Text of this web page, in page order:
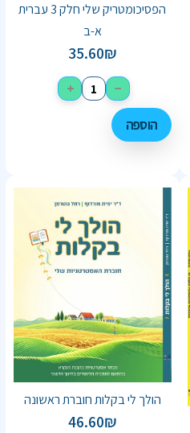
הפסיכומטריק שלי חלק 3 עברית
א-ב
35.60₪
−
+
הוספה
הולך לי בקלות חוברת ראשונה
46.60₪